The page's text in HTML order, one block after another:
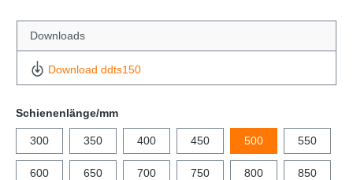
Downloads
Download ddts150
Schienenlänge/mm
300 350 400 450 500 550
600 650 700 750 800 850